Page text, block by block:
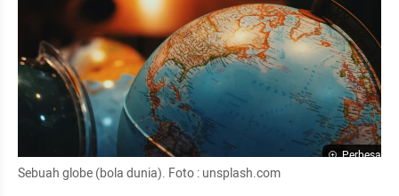
Perbesar
Sebuah globe (bola dunia). Foto : unsplash.com